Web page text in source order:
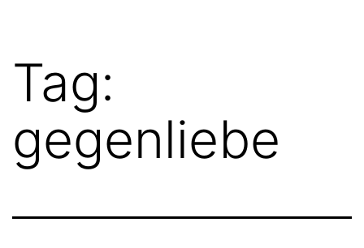
Tag:
gegenliebe